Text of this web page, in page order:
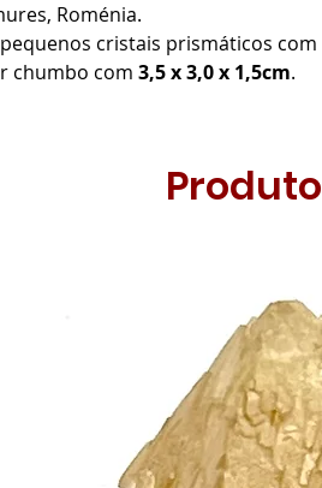
Roménia.
cristais prismáticos
chumbo com 3,5 x 3,0 x 1,5cm.